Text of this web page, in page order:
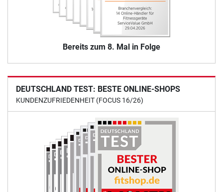
Bereits zum 8. Mal in Folge
DEUTSCHLAND TEST: BESTE ONLINE-SHOPS
KUNDENZUFRIEDENHEIT (FOCUS 16/26)